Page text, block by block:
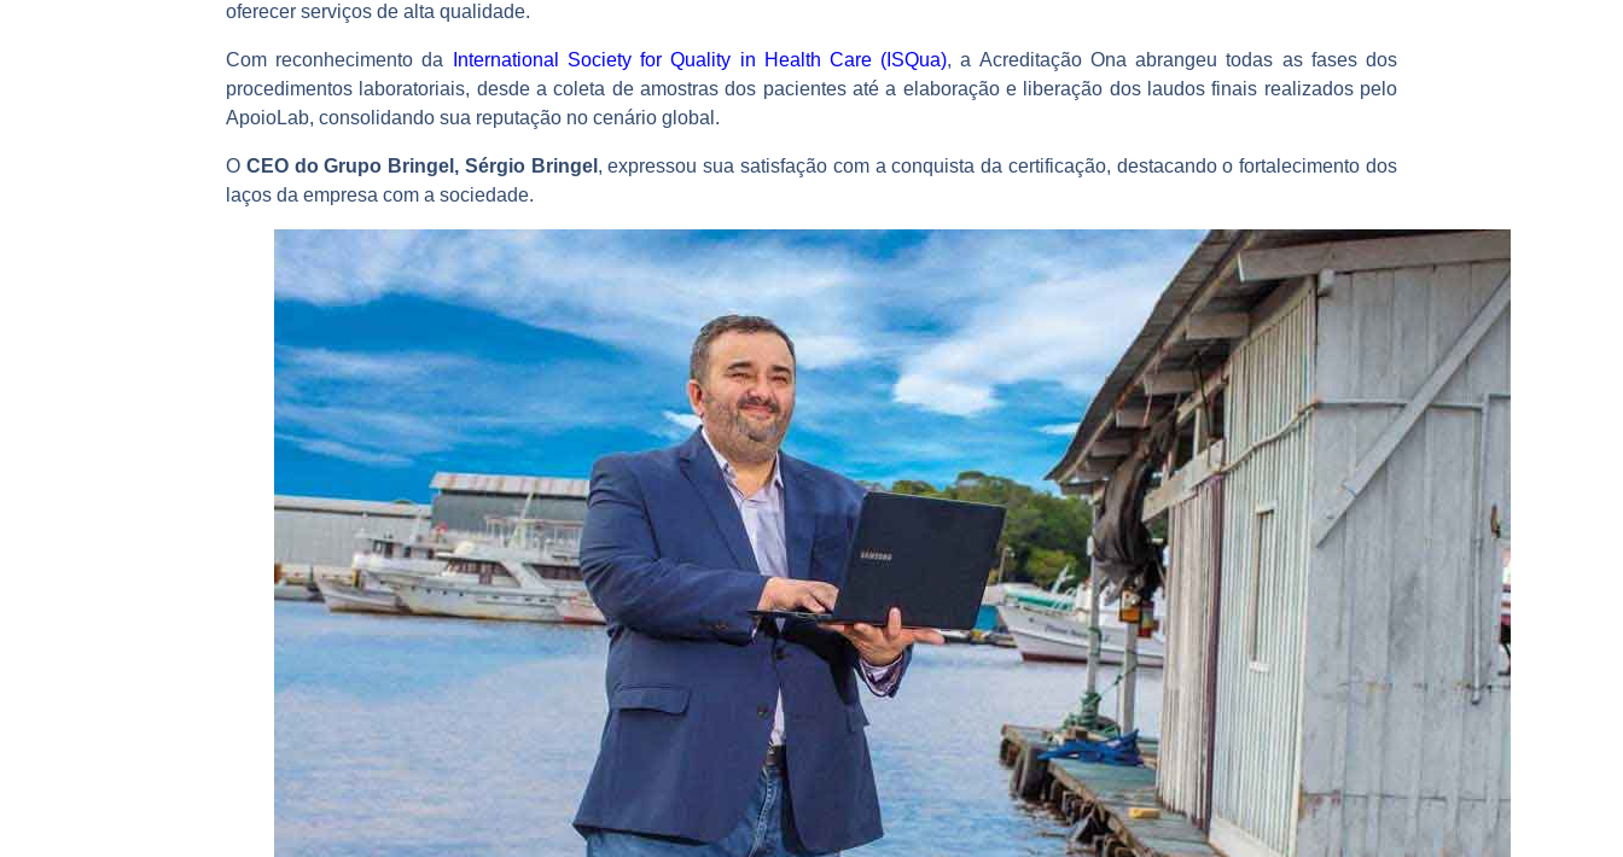
oferecer serviços de alta qualidade.
Com reconhecimento da International Society for Quality in Health Care (ISQua), a Acreditação Ona abrangeu todas as fases dos
procedimentos laboratoriais, desde a coleta de amostras dos pacientes até a elaboração e liberação dos laudos finais realizados pelo
ApoioLab, consolidando sua reputação no cenário global.
O CEO do Grupo Bringel, Sérgio Bringel , expressou sua satisfação com a conquista da certificação, destacando o fortalecimento dos
laços da empresa com a sociedade.